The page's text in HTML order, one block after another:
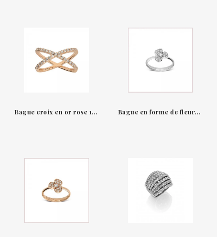
Bague croix en or rose 18 K et diamants Helena Leo Pizzo Bague en forme de fleur en or blanc 18 KT & diamants candy flora Leo Pizzo